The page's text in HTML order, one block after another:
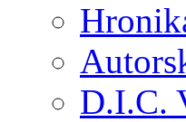
D.I.C.